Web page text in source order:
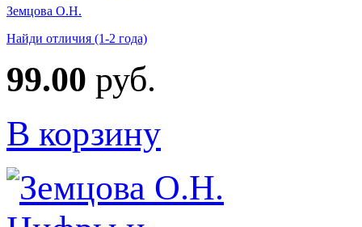
Земцова О.Н.
Найди отличия (1-2 года)
99.00 руб.
В корзину